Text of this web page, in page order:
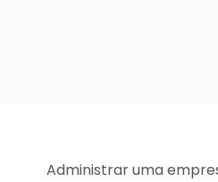
Administrar uma